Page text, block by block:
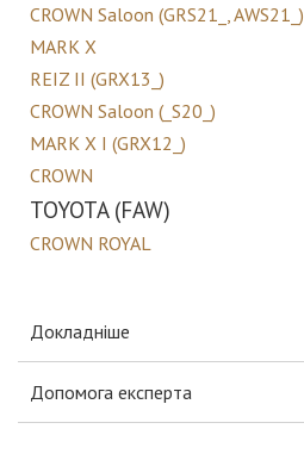
CROWN Saloon (GRS21_, AWS21_)
MARK X
REIZ II (GRX13_)
CROWN Saloon (_S20_)
MARK X I (GRX12_)
CROWN
TOYOTA (FAW)
CROWN ROYAL
Докладніше
Допомога експерта